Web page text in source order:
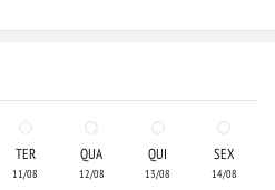
TER
11/08
QUA
12/08
QUI
13/08
SEX
14/08